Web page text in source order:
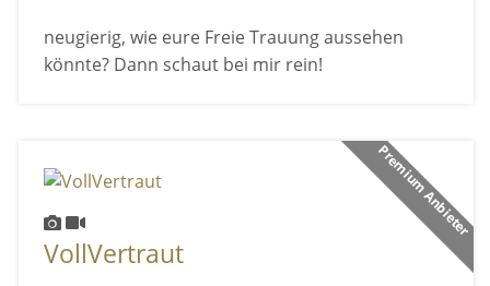
neugierig, wie eure Freie Trauung aussehen
könnte? Dann schaut bei mir rein!
Premium Anbieter
VollVertraut